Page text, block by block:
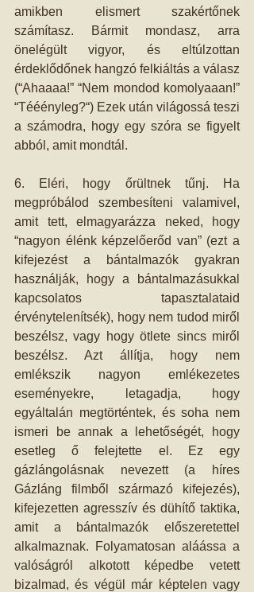
amikben elismert szakértőnek
számítasz. Bármit mondasz, arra
önelégült vigyor, és eltúlzottan
érdeklődőnek hangzó felkiáltás a válasz
(“Ahaaaa!” “Nem mondod komolyaaan!”
“Tééényleg?“) Ezek után világossá teszi
a számodra, hogy egy szóra se figyelt
abból, amit mondtál.
6. Eléri, hogy őrültnek tűnj. Ha
megpróbálod szembesíteni valamivel,
amit tett, elmagyarázza neked, hogy
“nagyon élénk képzelőerőd van” (ezt a
kifejezést a bántalmazók gyakran
használják, hogy a bántalmazásukkal
kapcsolatos tapasztalataid
érvénytelenítsék), hogy nem tudod miről
beszélsz, vagy hogy ötlete sincs miről
beszélsz. Azt állítja, hogy nem
emlékszik nagyon emlékezetes
eseményekre, letagadja, hogy
egyáltalán megtörténtek, és soha nem
ismeri be annak a lehetőségét, hogy
esetleg ő felejtette el. Ez egy
gázlángolásnak nevezett (a híres
Gázláng filmből származó kifejezés),
kifejezetten agresszív és dühítő taktika,
amit a bántalmazók előszeretettel
alkalmaznak. Folyamatosan aláássa a
valóságról alkotott képedbe vetett
bizalmad, és végül már képtelen vagy